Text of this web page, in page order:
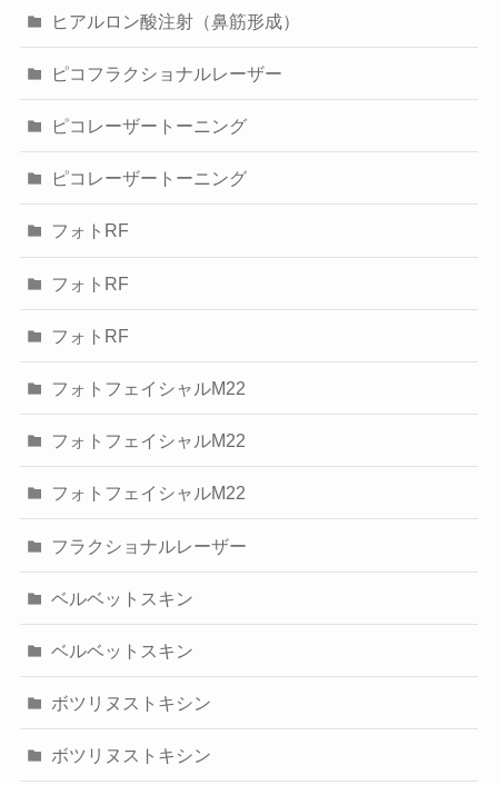
ヒアルロン酸注射（鼻筋形成）
ピコフラクショナルレーザー
ピコレーザートーニング
ピコレーザートーニング
フォトRF
フォトRF
フォトRF
フォトフェイシャルM22
フォトフェイシャルM22
フォトフェイシャルM22
フラクショナルレーザー
ベルベットスキン
ベルベットスキン
ボツリヌストキシン
ボツリヌストキシン